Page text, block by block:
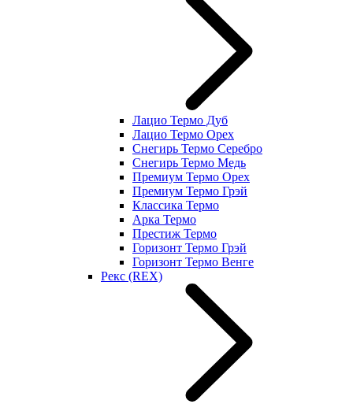
Лацио Термо Дуб
Лацио Термо Орех
Снегирь Термо Серебро
Снегирь Термо Медь
Премиум Термо Орех
Премиум Термо Грэй
Классика Термо
Арка Термо
Престиж Термо
Горизонт Термо Грэй
Горизонт Термо Венге
Рекс (REX)